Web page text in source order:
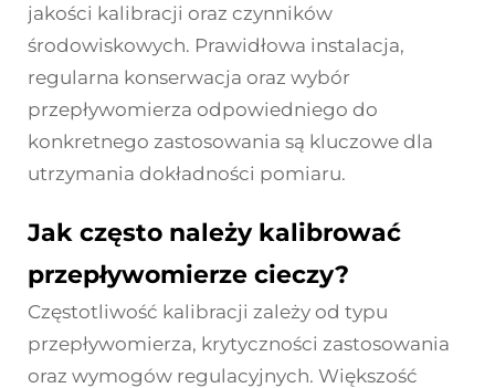
jakości kalibracji oraz czynników
środowiskowych. Prawidłowa instalacja,
regularna konserwacja oraz wybór
przepływomierza odpowiedniego do
konkretnego zastosowania są kluczowe dla
utrzymania dokładności pomiaru.
Jak często należy kalibrować
przepływomierze cieczy?
Częstotliwość kalibracji zależy od typu
przepływomierza, krytyczności zastosowania
oraz wymogów regulacyjnych. Większość